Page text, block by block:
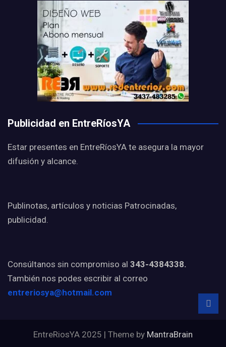
Publicidad en EntreRíosYA
Estar presentes en EntreRíosYA te asegura la mayor
difusión y alcance.
Publinotas, artículos y noticias Patrocinadas,
publicidad.
Consúltanos sin compromiso al 343-4384338.
También nos podes escribir al correo
entreriosya@hotmail.com
EntreRiosYA 2025 | Theme by MantraBrain